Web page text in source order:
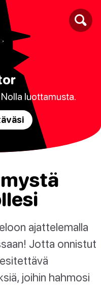
luottamusta.
ajattelemalla
Jotta onnistut
joihin hahmosi